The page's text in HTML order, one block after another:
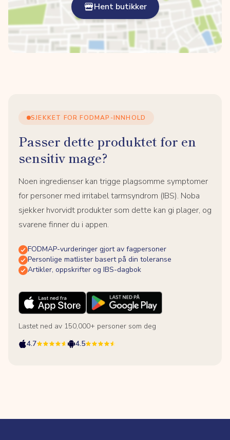
Hent butikker
SJEKKET FOR FODMAP-INNHOLD
Passer dette produktet for en
sensitiv mage?
Noen ingredienser kan trigge plagsomme symptomer
for personer med irritabel tarmsyndrom (IBS). Noba
sjekker hvorvidt produkter som dette kan gi plager, og
svarene finner du i appen.
FODMAP-vurderinger gjort av fagpersoner
Personlige matlister basert på din toleranse
Artikler, oppskrifter og IBS-dagbok
Lastet ned av 150,000+ personer som deg
4.7
4.5